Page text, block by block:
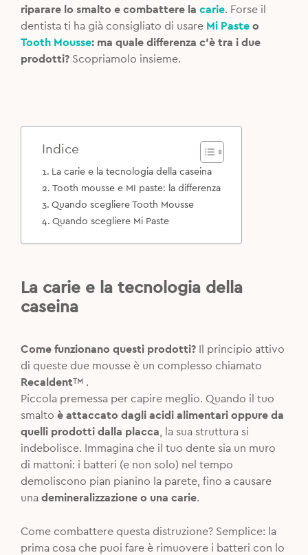
riparare lo smalto e combattere la carie. Forse il
dentista ti ha già consigliato di usare Mi Paste o
Tooth Mousse: ma quale differenza c’è tra i due
prodotti? Scopriamolo insieme.
Indice
La carie e la tecnologia della caseina
Tooth mousse e MI paste: la differenza
Quando scegliere Tooth Mousse
Quando scegliere Mi Paste
La carie e la tecnologia della
caseina
Come funzionano questi prodotti? Il principio attivo
di queste due mousse è un complesso chiamato
Recaldent™ .
Piccola premessa per capire meglio. Quando il tuo
smalto è attaccato dagli acidi alimentari oppure da
quelli prodotti dalla placca, la sua struttura si
indebolisce. Immagina che il tuo dente sia un muro
di mattoni: i batteri (e non solo) nel tempo
demoliscono pian pianino la parete, fino a causare
una demineralizzazione o una carie.
Come combattere questa distruzione? Semplice: la
prima cosa che puoi fare è rimuovere i batteri con lo